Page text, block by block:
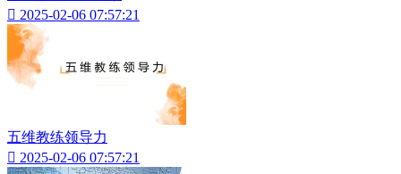
 2025-02-06 07:57:21
五维教练领导力
 2025-02-06 07:57:21